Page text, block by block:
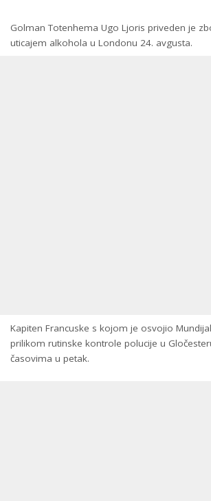
Golman Totenhema Ugo Ljoris priveden je
uticajem alkohola u Londonu 24. avgusta.
Kapiten Francuske s kojom je osvojio
prilikom rutinske kontrole polucije u
časovima u petak.